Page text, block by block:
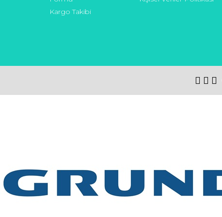
Kargo Takibi